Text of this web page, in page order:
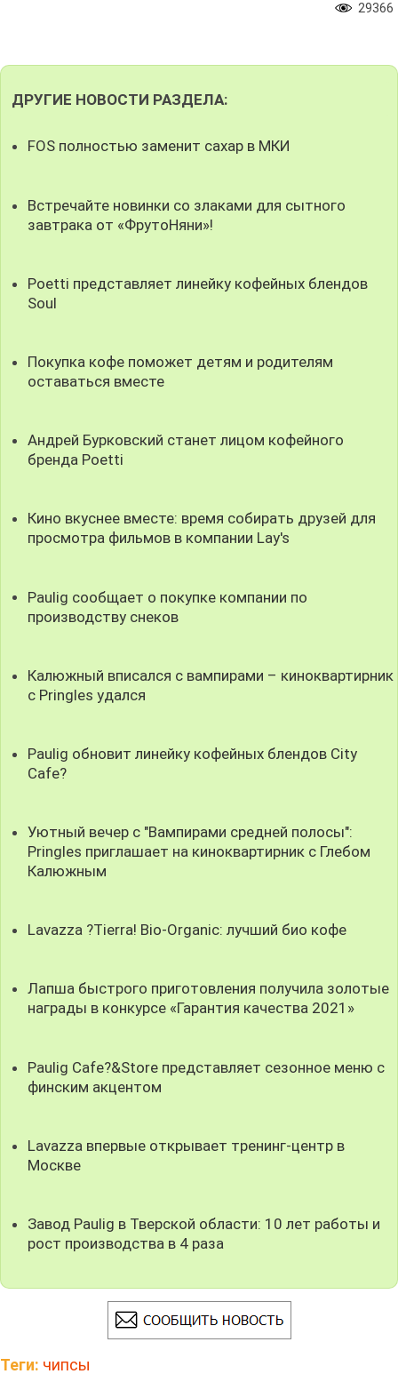
29366
ДРУГИЕ НОВОСТИ РАЗДЕЛА:
FOS полностью заменит сахар в МКИ
Встречайте новинки со злаками для сытного
завтрака от «ФрутоНяни»!
Poetti представляет линейку кофейных блендов
Soul
Покупка кофе поможет детям и родителям
оставаться вместе
Андрей Бурковский станет лицом кофейного
бренда Poetti
Кино вкуснее вместе: время собирать друзей для
просмотра фильмов в компании Lay's
Paulig сообщает о покупке компании по
производству снеков
Калюжный вписался с вампирами – киноквартирник
с Pringles удался
Paulig обновит линейку кофейных блендов City
Cafe?
Уютный вечер с "Вампирами средней полосы":
Pringles приглашает на киноквартирник с Глебом
Калюжным
Lavazza ?Tierra! Bio-Organic: лучший био кофе
Лапша быстрого приготовления получила золотые
награды в конкурсе «Гарантия качества 2021»
Paulig Cafe?&Store представляет сезонное меню с
финским акцентом
Lavazza впервые открывает тренинг-центр в
Москве
Завод Paulig в Тверской области: 10 лет работы и
рост производства в 4 раза
Теги: чипсы